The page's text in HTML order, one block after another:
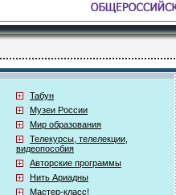
Табун
Музеи России
Мир образования
Телекурсы, телелекции,
видеопособия
Авторские программы
Нить Ариадны
Мастер-класс!